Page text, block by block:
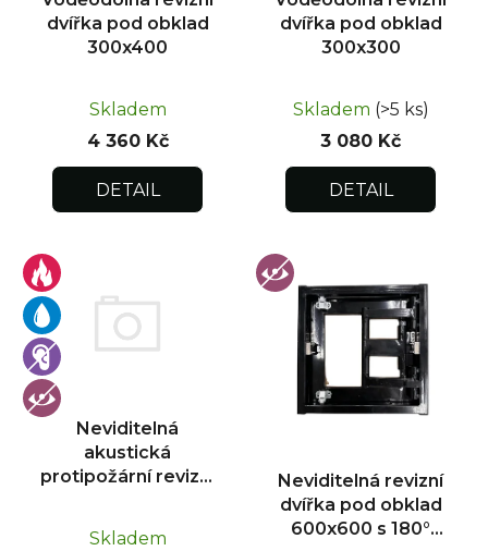
dvířka pod obklad
300x400
Skladem
4 360 Kč
DETAIL
dvířka pod obklad
300x300
Skladem (>5 ks)
3 080 Kč
DETAIL
Neviditelná
akustická
protipožární revizní
Skladem
Neviditelná revizní
dvířka pod obklad
600x600 s 180°